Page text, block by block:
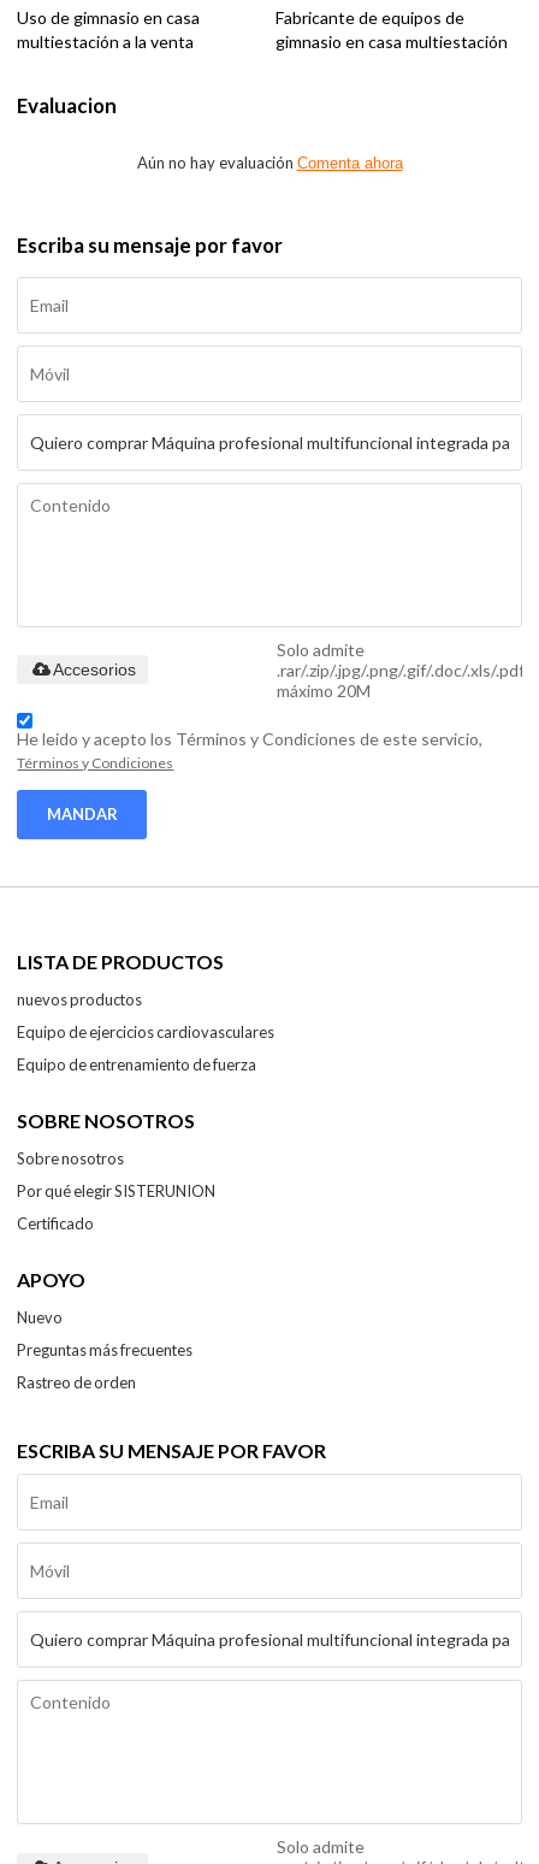
Uso de gimnasio en casa
multiestación a la venta
Fabricante de equipos de
gimnasio en casa multiestación
Evaluacion
Aún no hay evaluación Comenta ahora
Escriba su mensaje por favor
Solo admite
.rar/.zip/.jpg/.png/.gif/.doc/.xls/.pdf,
máximo 20M
Accesorios
He leido y acepto los Términos y Condiciones de este servicio,
Términos y Condiciones
MANDAR
LISTA DE PRODUCTOS
nuevos productos
Equipo de ejercicios cardiovasculares
Equipo de entrenamiento de fuerza
SOBRE NOSOTROS
Sobre nosotros
Por qué elegir SISTERUNION
Certificado
APOYO
Nuevo
Preguntas más frecuentes
Rastreo de orden
ESCRIBA SU MENSAJE POR FAVOR
Solo admite